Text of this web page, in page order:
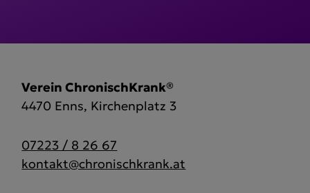
Verein ChronischKrank®
4470 Enns, Kirchenplatz 3
07223 / 8 26 67
kontakt@chronischkrank.at